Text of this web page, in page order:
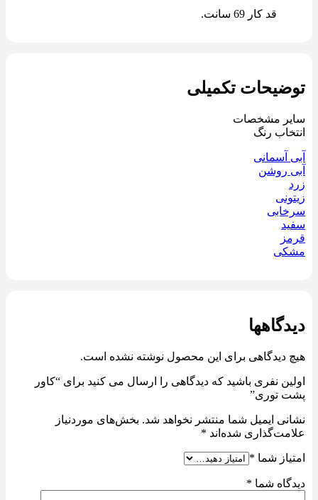
قد کار 69 سانت.
توضیحات تکمیلی
سایر مشخصات
انتخاب رنگ
آبی آسمانی
آبی روشن
زرد
زیتونی
سرخابی
سفید
قرمز
مشکی
دیدگاهها
هیچ دیدگاهی برای این محصول نوشته نشده است.
اولین نفری باشید که دیدگاهی را ارسال می کنید برای “کاور
پشت توری”
نشانی ایمیل شما منتشر نخواهد شد. بخش‌های موردنیاز
علامت‌گذاری شده‌اند *
امتیاز شما *
دیدگاه شما *